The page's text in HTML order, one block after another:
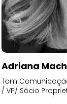
Adriana
Tom
/ VP/ Sócio